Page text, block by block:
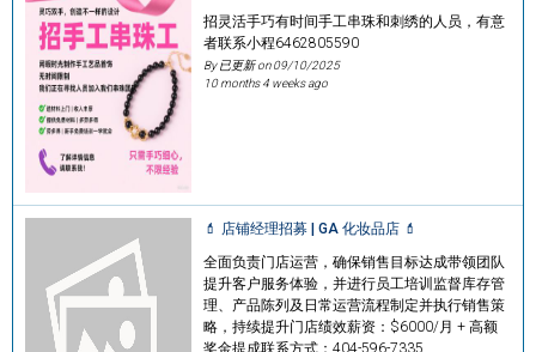
招灵活手巧有时间手工串珠和刺绣的人员，有意
者联系小程6462805590
By 已更新 on09/10/2025
10 months 4 weeks ago
💄 店铺经理招募 | GA 化妆品店 💄
全面负责门店运营，确保销售目标达成带领团队
提升客户服务体验，并进行员工培训监督库存管
理、产品陈列及日常运营流程制定并执行销售策
略，持续提升门店绩效薪资：$6000/月 + 高额
奖金提成联系方式：404-596-7335